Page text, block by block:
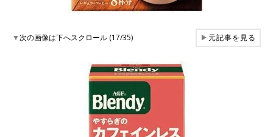
▼次の画像は下へスクロール (17/35) ▶元記事を見る